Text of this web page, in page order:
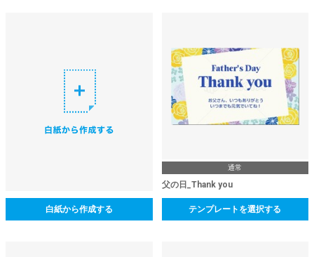
白紙から作成する
通常
父の日_Thank you
テンプレートを選択する